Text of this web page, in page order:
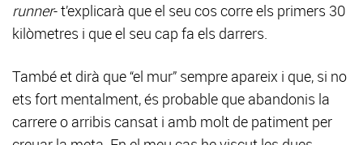
runner- t’explicarà que el seu cos corre els primers 30
kilòmetres i que el seu cap fa els darrers.
També et dirà que “el mur” sempre apareix i que, si no
ets fort mentalment, és probable que abandonis la
carrere o arribis cansat i amb molt de patiment per